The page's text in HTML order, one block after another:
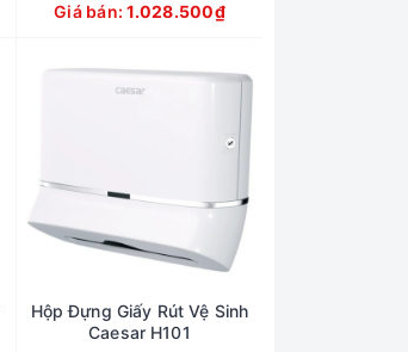
Giá bán:1.028.500₫
Hộp Đựng Giấy Rút Vệ Sinh
Caesar H101